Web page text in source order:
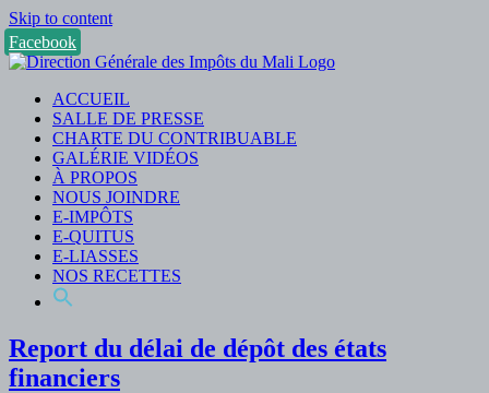
Skip to content
Facebook
ACCUEIL
SALLE DE PRESSE
CHARTE DU CONTRIBUABLE
GALÉRIE VIDÉOS
À PROPOS
NOUS JOINDRE
E-IMPÔTS
E-QUITUS
E-LIASSES
NOS RECETTES
Report du délai de dépôt des états
financiers